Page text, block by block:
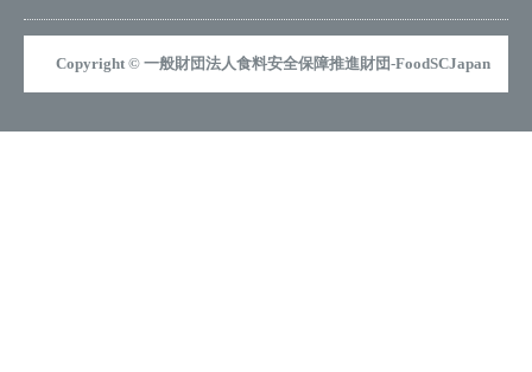
Copyright © 一般財団法人食料安全保障推進財団-FoodSCJapan